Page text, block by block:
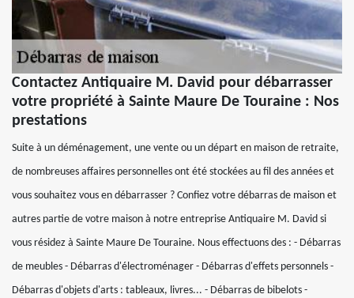
Contactez Antiquaire M. David pour débarrasser
votre propriété à Sainte Maure De Touraine : Nos
prestations
Suite à un déménagement, une vente ou un départ en maison de retraite,
de nombreuses affaires personnelles ont été stockées au fil des années et
vous souhaitez vous en débarrasser ? Confiez votre débarras de maison et
autres partie de votre maison à notre entreprise Antiquaire M. David si
vous résidez à Sainte Maure De Touraine. Nous effectuons des : - Débarras
de meubles - Débarras d'électroménager - Débarras d'effets personnels -
Débarras d'objets d'arts : tableaux, livres... - Débarras de bibelots -